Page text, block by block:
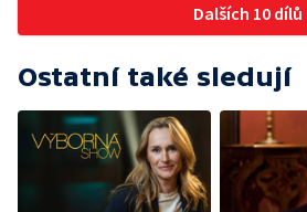
Dalších 10 dílů
Ostatní také sledují